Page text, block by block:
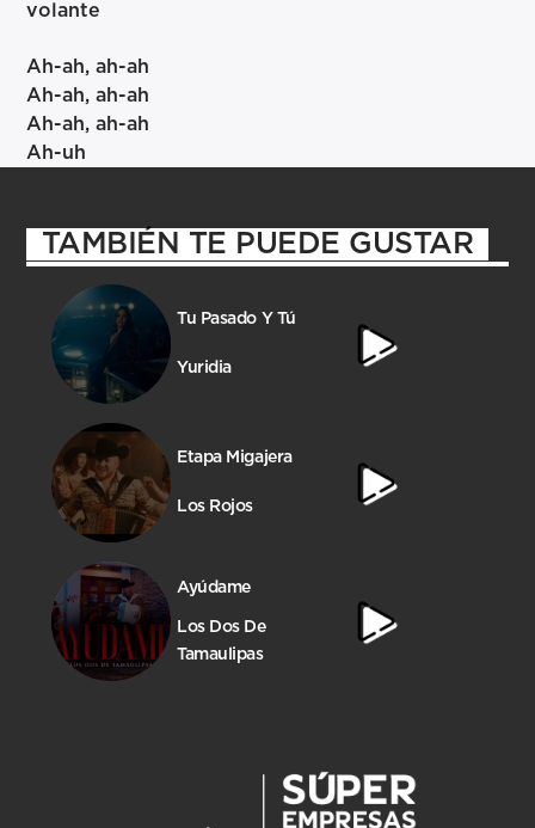
volante
Ah-ah, ah-ah
Ah-ah, ah-ah
Ah-ah, ah-ah
Ah-uh
TAMBIÉN TE PUEDE GUSTAR
Tu Pasado Y Tú
Yuridia
Etapa Migajera
Los Rojos
Ayúdame
Los Dos De
Tamaulipas